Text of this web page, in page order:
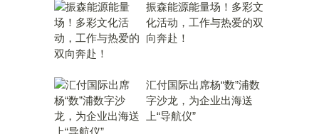
振森能源能量场！多彩文
化活动，工作与热爱的双
向奔赴！
汇付国际出席杨“数”浦数
字沙龙，为企业出海送
上“导航仪”